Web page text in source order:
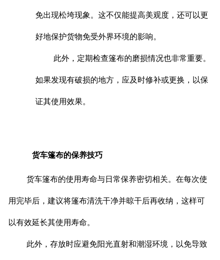
免出现松垮现象。这不仅能提高美观度，还可以更
好地保护货物免受外界环境的影响。
此外，定期检查篷布的磨损情况也非常重要。
如果发现有破损的地方，应及时修补或更换，以保
证其使用效果。
货车篷布的保养技巧
货车篷布的使用寿命与日常保养密切相关。在每次使
用完毕后，建议将篷布清洗干净并晾干后再收纳，这样可
以有效延长其使用寿命。
此外，存放时应避免阳光直射和潮湿环境，以免导致